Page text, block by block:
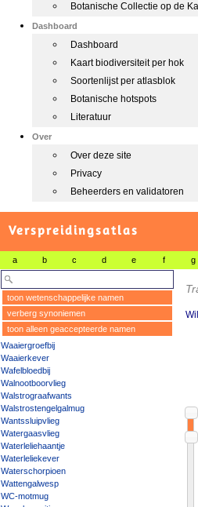
Botanische Collectie op de
Dashboard
Dashboard
Kaart biodiversiteit per hok
Soortenlijst per atlasblok
Botanische hotspots
Literatuur
Over
Over deze site
Privacy
Beheerders en validatoren
Verspreidingsatlas
a b c d e f g
toon wetenschappelijke namen
verberg synoniemen
toon alleen geaccepteerde namen
Waaiergroefbij
Waaierkever
Wafelbloedbij
Walnootboorvlieg
Walstrograafwants
Walstrostengelgalmug
Wantssluipvlieg
Watergaasvlieg
Waterleliehaantje
Waterleliekever
Waterschorpioen
Wattengalwesp
WC-motmug